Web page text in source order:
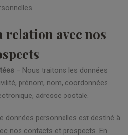
relation avec nos
– Nous traitons les données
prénom, nom, coordonnées
adresse postale.
données personnelles est destiné à
nos contacts et prospects. En